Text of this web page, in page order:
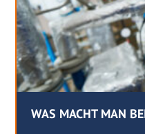
WAS MACHT MAN